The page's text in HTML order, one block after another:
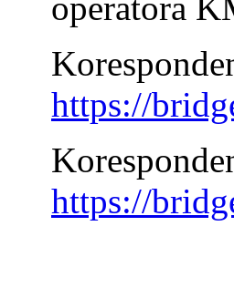
operatora
https://
https://